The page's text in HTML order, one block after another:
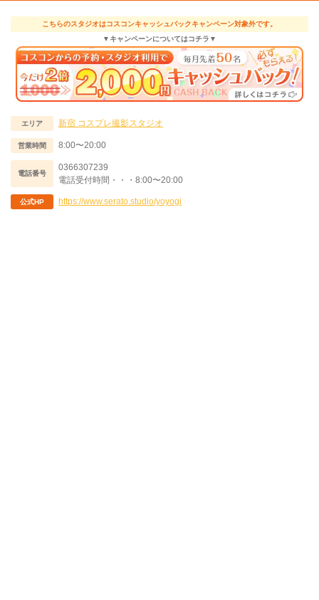
用利用など様々な用途でご利用い
ただけます。 白壁をメインとし
つつ、レンガや木目壁面、モール
ディング壁面から移動式の豊富な
柄壁面もあり、作品やシーンに合
わせた背景作成が可能です。 ソ
ファやテーブルなどの撮影小物の
他に観葉植物も多数あるので、シ
ンプルな撮影からインダストリア
も演出可能！ 撮影機材も充実な
が楽しめますよ♪ 『笹塚』『幡ヶ
谷』からの徒歩でも来れますが、
新宿西口からタクシーで10分ほ
どで来れる立地でアクセスも◎
スタジオ面積も広く、大人数での
ご利用に適しておりますので、ぜ
ひ同じ作品の大型併せ利用や、数
こちらのスタジオはコスコンキャッシュバックキャンペーン対象外です。
▼キャンペーンについてはコチラ▼
エリア 新宿 コスプレ撮影スタジオ
営業時間 8:00〜20:00
電話番号
0366307239
電話受付時間・・・8:00〜20:00
公式HP https://www.serato.studio/yoyogi